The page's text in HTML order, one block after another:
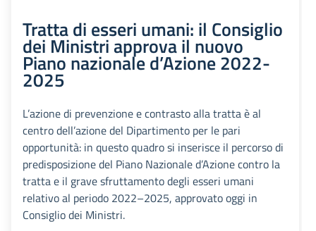
Tratta di esseri umani: il Consiglio
dei Ministri approva il nuovo
Piano nazionale d’Azione 2022-
2025
L’azione di prevenzione e contrasto alla tratta è al
centro dell’azione del Dipartimento per le pari
opportunità: in questo quadro si inserisce il percorso di
predisposizione del Piano Nazionale d’Azione contro la
tratta e il grave sfruttamento degli esseri umani
relativo al periodo 2022–2025, approvato oggi in
Consiglio dei Ministri.